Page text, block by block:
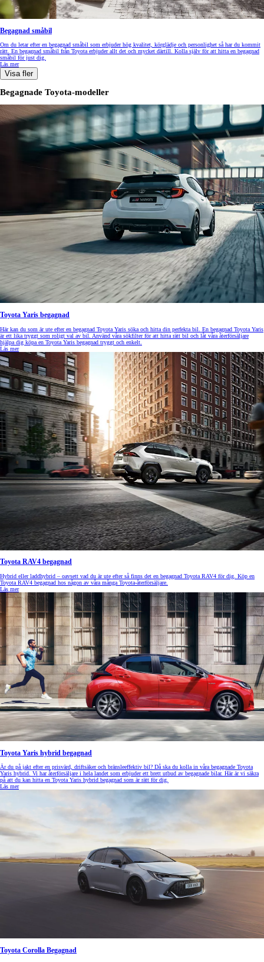
Begagnad småbil
Om du letar efter en begagnad småbil som erbjuder hög kvalitet, körglädje och personlighet så har du kommit
rätt. En begagnad småbil från Toyota erbjuder allt det och mycket därtill. Kolla själv för att hitta en begagnad
småbil för just dig.
Läs mer
Visa fler
Begagnade Toyota-modeller
Toyota Yaris begagnad
Här kan du som är ute efter en begagnad Toyota Yaris söka och hitta din perfekta bil. En begagnad Toyota Yaris
är ett lika tryggt som roligt val av bil. Använd våra sökfilter för att hitta rätt bil och låt våra återförsäljare
hjälpa dig köpa en Toyota Yaris begagnad tryggt och enkelt.
Läs mer
Toyota RAV4 begagnad
Hybrid eller laddhybrid – oavsett vad du är ute efter så finns det en begagnad Toyota RAV4 för dig. Köp en
Toyota RAV4 begagnad hos någon av våra många Toyota-återförsäljare.
Läs mer
Toyota Yaris hybrid begagnad
Är du på jakt efter en prisvärd, driftsäker och bränsleeffektiv bil? Då ska du kolla in våra begagnade Toyota
Yaris hybrid. Vi har återförsäljare i hela landet som erbjuder ett brett utbud av begagnade bilar. Här är vi säkra
på att du kan hitta en Toyota Yaris hybrid begagnad som är rätt för dig.
Läs mer
Toyota Corolla Begagnad